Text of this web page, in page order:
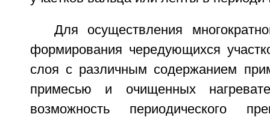
Для осуществления
формирования чередующихся
слоя с различным содержанием
примесью и очищенных
возможность периодического